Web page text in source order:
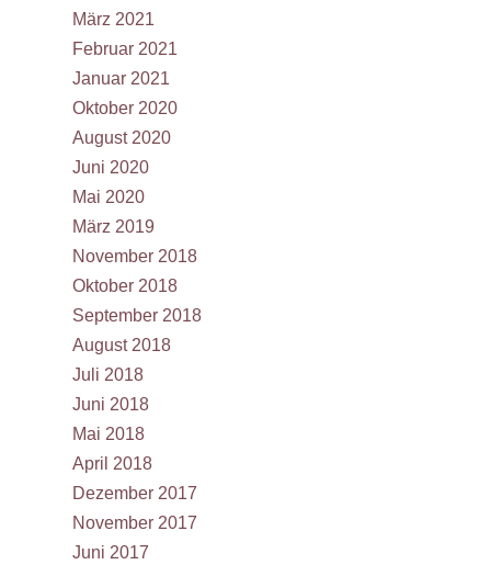
März 2021
Februar 2021
Januar 2021
Oktober 2020
August 2020
Juni 2020
Mai 2020
März 2019
November 2018
Oktober 2018
September 2018
August 2018
Juli 2018
Juni 2018
Mai 2018
April 2018
Dezember 2017
November 2017
Juni 2017